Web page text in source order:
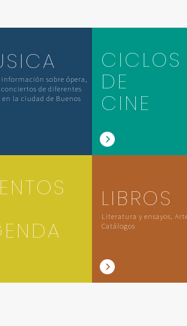
sobre ópera,
de diferentes
en la ciudad de Buenos
CICLOS
DE
CINE
LIBROS
Literatura y ensayos,
Catálogos